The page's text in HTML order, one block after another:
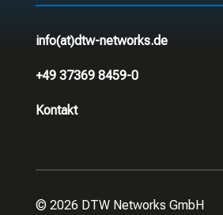
info(at)dtw-networks.de
+49 37369 8459-0
Kontakt
© 2026 DTW Networks GmbH